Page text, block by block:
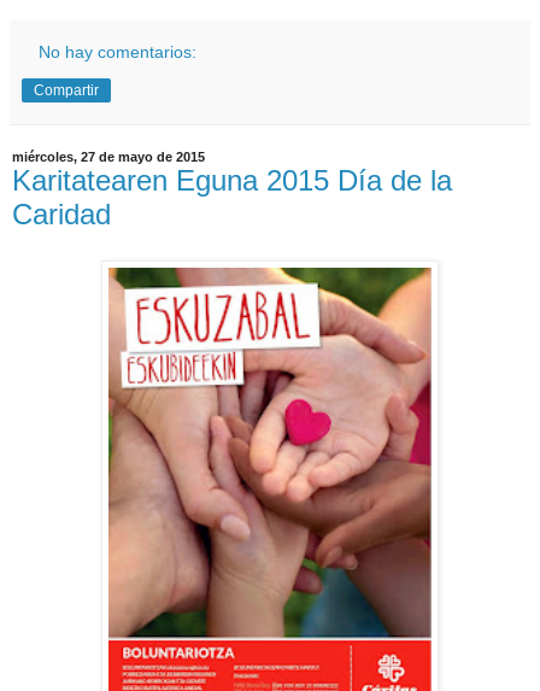
No hay comentarios:
Compartir
miércoles, 27 de mayo de 2015
Karitatearen Eguna 2015 Día de la
Caridad